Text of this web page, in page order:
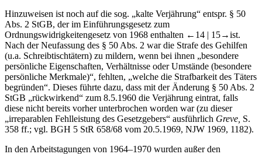
Hinzuweisen ist noch auf die sog. „kalte Verjährung“ entspr. § 50
Abs. 2 StGB, der im Einführungsgesetz zum
Ordnungswidrigkeitengesetz von 1968 enthalten←14 | 15→ist.
Nach der Neufassung des § 50 Abs. 2 war die Strafe des Gehilfen
(u.a. Schreibtischtätern) zu mildern, wenn bei ihnen „besondere
persönliche Eigenschaften, Verhältnisse oder Umstände (besondere
persönliche Merkmale)“, fehlten, „welche die Strafbarkeit des Täters
begründen“. Dieses führte dazu, dass mit der Änderung § 50 Abs. 2
StGB „rückwirkend“ zum 8.5.1960 die Verjährung eintrat, falls
diese nicht bereits vorher unterbrochen worden war (zu dieser
„irreparablen Fehlleistung des Gesetzgebers“ ausführlichGreve,S.